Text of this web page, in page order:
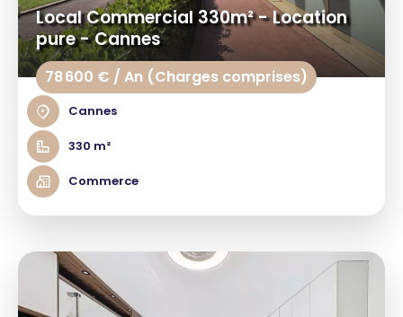
Local Commercial 330m² - Location
pure - Cannes
78 600 € / An (Charges comprises)
Cannes
330 m²
Commerce